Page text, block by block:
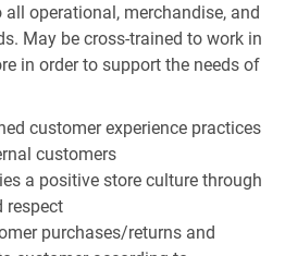
operational, merchandise, and
May be cross-trained to work in
in order to support the needs of
customer experience practices
customers
a positive store culture through
respect
purchases/returns and